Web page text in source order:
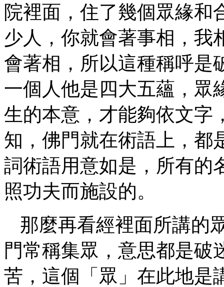
院裡面，住了幾個眾緣和
少人，你就會著事相，我
會著相，所以這種稱呼是
一個人他是四大五蘊，眾
生的本意，才能夠依文字
知，佛門就在術語上，都
詞術語用意如是，所有的
照功夫而施設的。
那麼再看經裡面所講的
門常稱集眾，意思都是破
苦，這個「眾」在此地是